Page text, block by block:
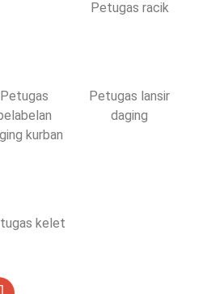
Petugas racik
Petugas
kurban
Petugas lansir
daging
kelet